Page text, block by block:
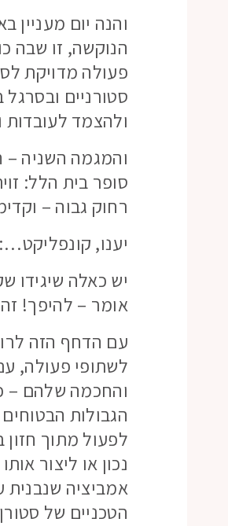
והנה יום
הנוקשה, זו שבה
פעולה מדויקת
סטורניים
ולהצמד לעובדות
והמגמה השניה –
סופר בית הלל:
רחוק גבוה –
יענו,
יש כאלה שיגידו
אומר – להיפך!
עם הדחף הזה
לשתופי פעולה,
והחכמה שלהם –
הגבולות
לפעול מתוך חזון
נכון או ליצור
אמביציה שנבנית
הטכניים של